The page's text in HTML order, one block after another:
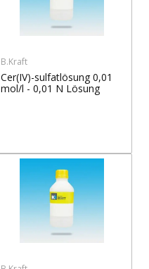
B.Kraft
Cer(IV)-sulfatlösung 0,01
mol/l - 0,01 N Lösung